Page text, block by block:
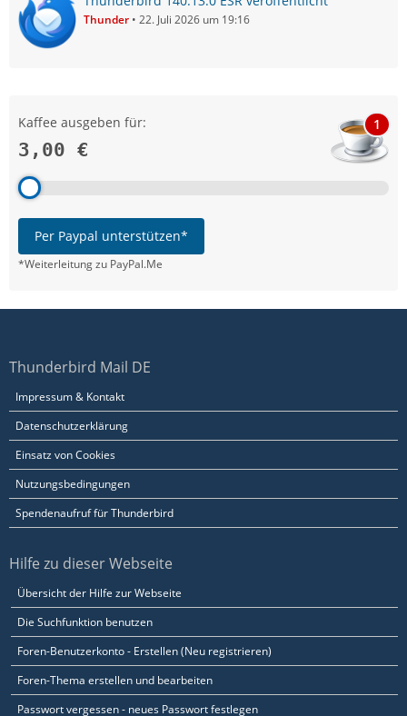
Thunder 22. Juli 2026 um 19:16
Kaffee ausgeben für:
3,00 €
1
Per Paypal unterstützen*
*Weiterleitung zu PayPal.Me
Thunderbird Mail DE
Impressum & Kontakt
Datenschutzerklärung
Einsatz von Cookies
Nutzungsbedingungen
Spendenaufruf für Thunderbird
Hilfe zu dieser Webseite
Übersicht der Hilfe zur Webseite
Die Suchfunktion benutzen
Foren-Benutzerkonto - Erstellen (Neu registrieren)
Foren-Thema erstellen und bearbeiten
Passwort vergessen - neues Passwort festlegen